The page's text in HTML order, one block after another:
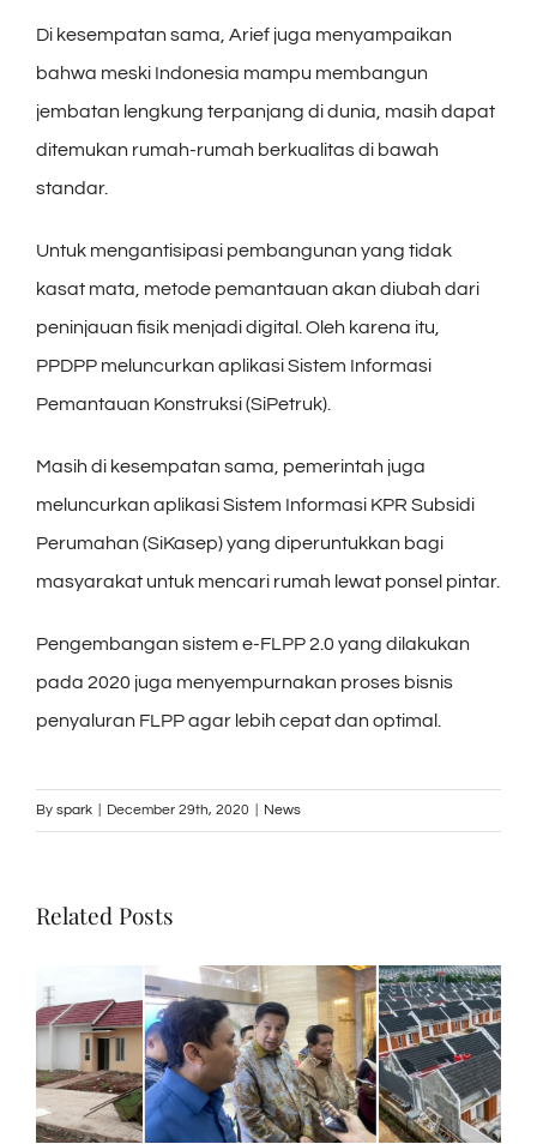
Di kesempatan sama, Arief juga menyampaikan
bahwa meski Indonesia mampu membangun
jembatan lengkung terpanjang di dunia, masih dapat
ditemukan rumah-rumah berkualitas di bawah
standar.
Untuk mengantisipasi pembangunan yang tidak
kasat mata, metode pemantauan akan diubah dari
peninjauan fisik menjadi digital. Oleh karena itu,
PPDPP meluncurkan aplikasi Sistem Informasi
Pemantauan Konstruksi (SiPetruk).
Masih di kesempatan sama, pemerintah juga
meluncurkan aplikasi Sistem Informasi KPR Subsidi
Perumahan (SiKasep) yang diperuntukkan bagi
masyarakat untuk mencari rumah lewat ponsel pintar.
Pengembangan sistem e-FLPP 2.0 yang dilakukan
pada 2020 juga menyempurnakan proses bisnis
penyaluran FLPP agar lebih cepat dan optimal.
By spark December 29th, 2020 News
Related Posts